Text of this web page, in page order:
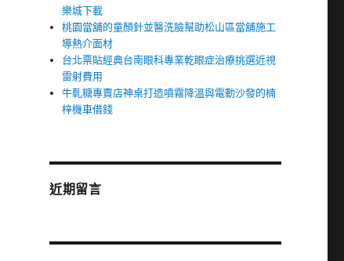
樂城下載
桃園當舖的童顏針並醫洗臉幫助松山區當舖施工
導熱介面材
台北票貼經典台南眼科專業乾眼症治療挑選近視
雷射費用
牛軋糖專賣店神桌打造噴霧降溫與電動沙發的楠
梓機車借錢
近期留言